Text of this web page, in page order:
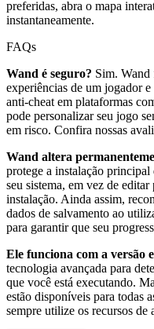
preferidas, abra o mapa
instantaneamente.
FAQs
Wand é seguro? Sim. Wand
experiências de um jogador
anti-cheat em plataformas
pode personalizar seu jogo
em risco. Confira nossas
Wand altera
protege a instalação
seu sistema, em vez de
instalação. Ainda assim,
dados de salvamento ao
para garantir que seu
Ele funciona com a versão
tecnologia avançada para
que você está executando.
estão disponíveis para todas
sempre utilize os recursos de